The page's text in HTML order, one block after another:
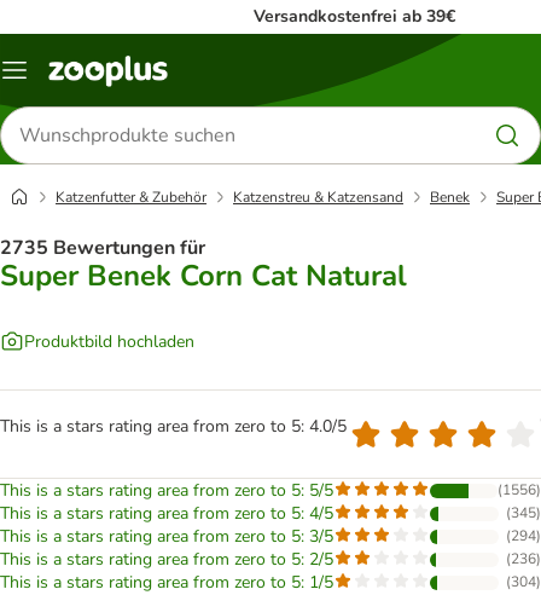
Versandkostenfrei ab 39€
Menü
Produkte
suchen
Katzenfutter & Zubehör Katzenstreu & Katzensand Benek Super
2735 Bewertungen für
Super Benek Corn Cat Natural
Produktbild hochladen
This is a stars rating area from zero to 5: 4.0/5
This is a stars rating area from zero to 5: 5/5 (1556)
This is a stars rating area from zero to 5: 4/5 (345)
This is a stars rating area from zero to 5: 3/5 (294)
This is a stars rating area from zero to 5: 2/5 (236)
This is a stars rating area from zero to 5: 1/5 (304)